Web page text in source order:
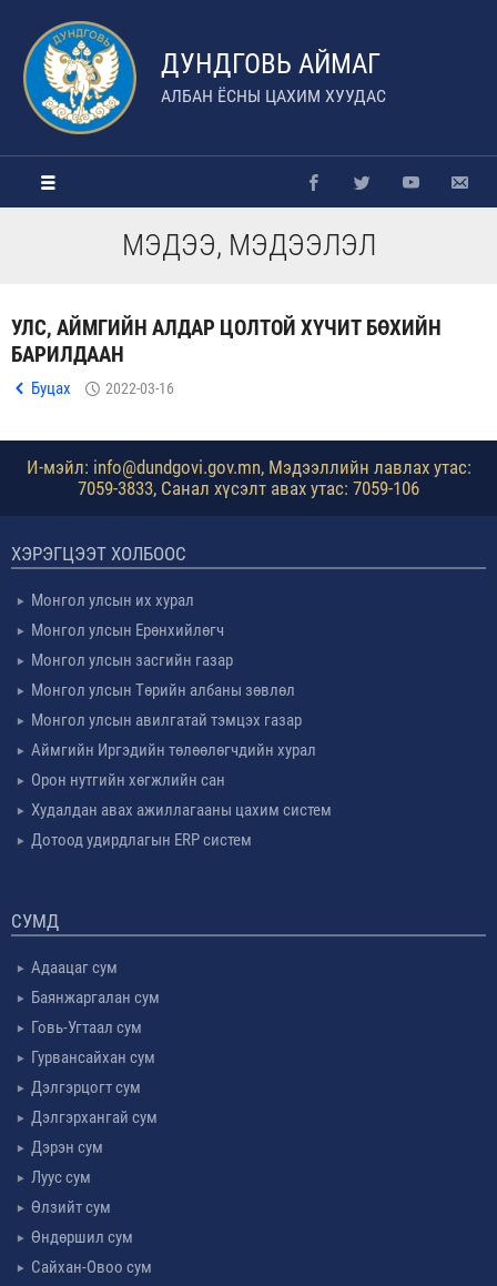
ДУНДГОВЬ АЙМАГ
АЛБАН ЁСНЫ ЦАХИМ ХУУДАС
МЭДЭЭ, МЭДЭЭЛЭЛ
УЛС, АЙМГИЙН АЛДАР ЦОЛТОЙ ХҮЧИТ БӨХИЙН
БАРИЛДААН
Буцах 2022-03-16
И-мэйл: info@dundgovi.gov.mn, Мэдээллийн лавлах утас:
7059-3833, Санал хүсэлт авах утас: 7059-106
ХЭРЭГЦЭЭТ ХОЛБООС
Монгол улсын их хурал
Монгол улсын Ерөнхийлөгч
Монгол улсын засгийн газар
Монгол улсын Төрийн албаны зөвлөл
Монгол улсын авилгатай тэмцэх газар
Аймгийн Иргэдийн төлөөлөгчдийн хурал
Орон нутгийн хөгжлийн сан
Худалдан авах ажиллагааны цахим систем
Дотоод удирдлагын ERP систем
СУМД
Адаацаг сум
Баянжаргалан сум
Говь-Угтаал сум
Гурвансайхан сум
Дэлгэрцогт сум
Дэлгэрхангай сум
Дэрэн сум
Луус сум
Өлзийт сум
Өндөршил сум
Сайхан-Овоо сум